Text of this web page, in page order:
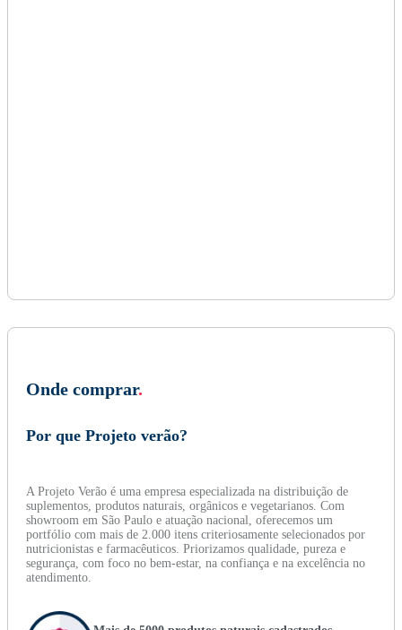
Onde comprar.
Por que Projeto verão?
A Projeto Verão é uma empresa especializada na distribuição de
suplementos, produtos naturais, orgânicos e vegetarianos. Com
showroom em São Paulo e atuação nacional, oferecemos um
portfólio com mais de 2.000 itens criteriosamente selecionados por
nutricionistas e farmacêuticos. Priorizamos qualidade, pureza e
segurança, com foco no bem-estar, na confiança e na excelência no
atendimento.